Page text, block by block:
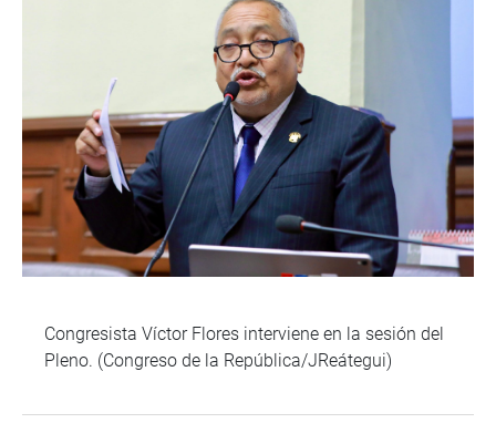
Congresista Víctor Flores interviene en la sesión del
Pleno. (Congreso de la República/JReátegui)